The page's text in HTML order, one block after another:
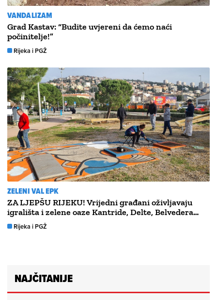
VANDALIZAM
Grad Kastav: “Budite uvjereni da ćemo naći
počinitelje!”
Rijeka i PGŽ
ZELENI VAL EPK
ZA LJEPŠU RIJEKU! Vrijedni građani oživljavaju
igrališta i zelene oaze Kantride, Delte, Belvedera…
Rijeka i PGŽ
NAJČITANIJE